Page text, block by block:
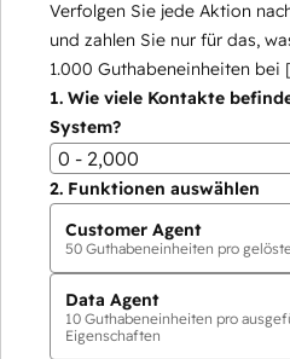
Verfolgen Sie jede Aktion
und zahlen Sie nur für das,
1.000 Guthabeneinheiten bei
1. Wie viele Kontakte
System?
0 - 2,000
2. Funktionen auswählen
Customer Agent
50 Guthabeneinheiten pro
Data Agent
10 Guthabeneinheiten pro
Eigenschaften